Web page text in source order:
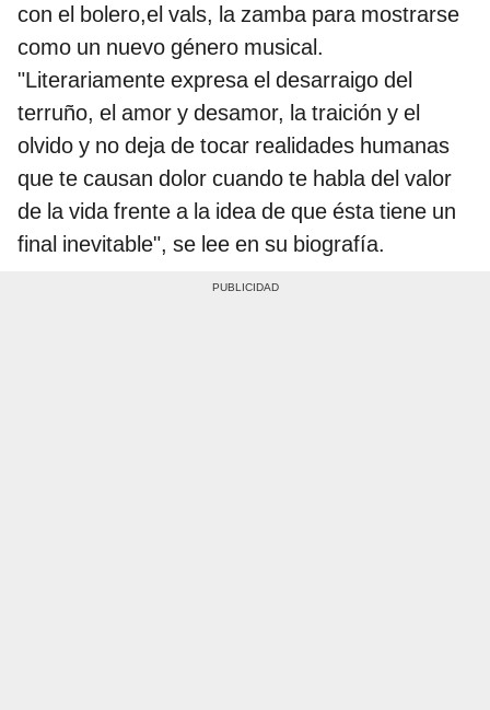
con el bolero,el vals, la zamba para mostrarse
como un nuevo género musical.
"Literariamente expresa el desarraigo del
terruño, el amor y desamor, la traición y el
olvido y no deja de tocar realidades humanas
que te causan dolor cuando te habla del valor
de la vida frente a la idea de que ésta tiene un
final inevitable", se lee en su biografía.